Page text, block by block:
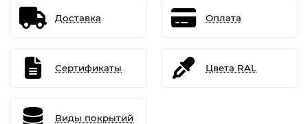
Доставка Оплата
Сертификаты Цвета RAL
Виды покрытий